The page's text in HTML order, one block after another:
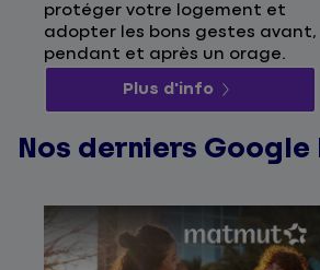
protéger votre logement et
adopter les bons gestes avant,
pendant et après un orage.
Plus d'info
Nos derniers Google